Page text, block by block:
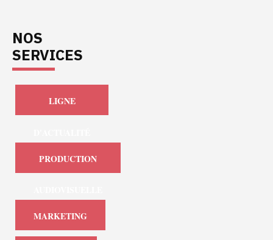
NOS
SERVICES
LIGNE
PRODUCTION
MARKETING